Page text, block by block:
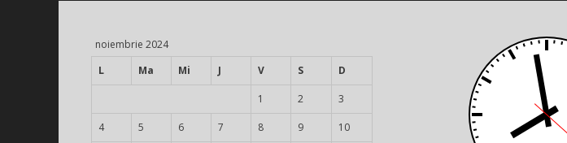
noiembrie 2024
L
Ma Mi J V S D
1 2 3
4 5 6 7 8 9 10